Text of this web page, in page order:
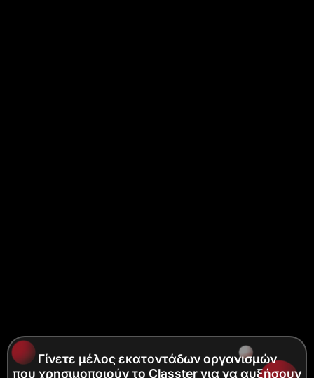
Γίνετε μέλος εκατοντάδων οργανισμών
που χρησιμοποιούν το Classter για να αυξήσουν